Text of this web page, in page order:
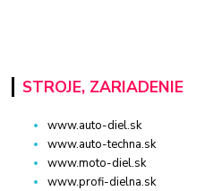
STROJE, ZARIADENIE
www.auto-diel.sk
www.auto-techna.sk
www.moto-diel.sk
www.profi-dielna.sk